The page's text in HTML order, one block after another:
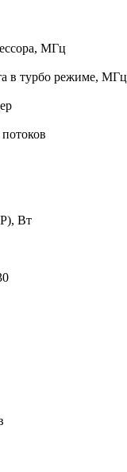
МГц
в турбо режиме, МГц
Вт